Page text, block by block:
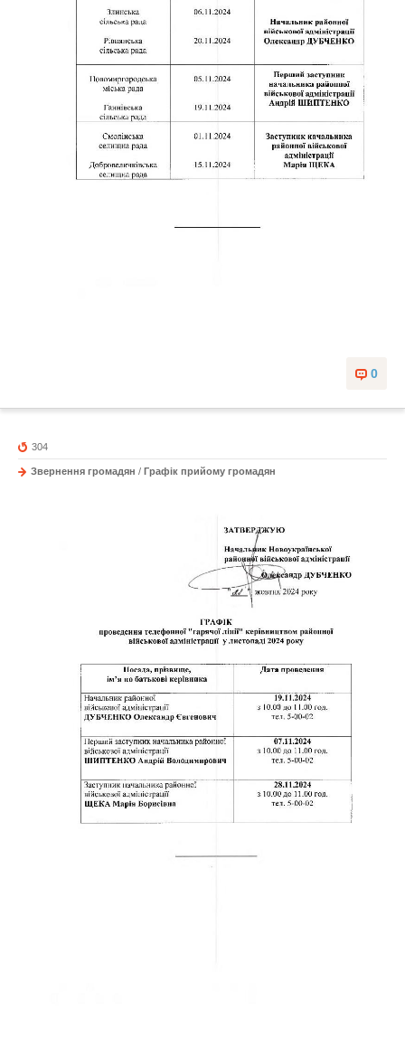
0
304
Звернення громадян / Графік прийому громадян